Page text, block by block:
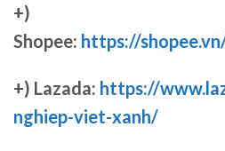
+)
Shopee: https://
+) Lazada: https://
nghiep-viet-xanh/